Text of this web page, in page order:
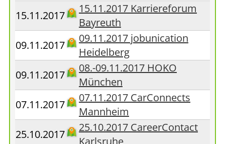
15.11.2017
15.11.2017 Karriereforum
Bayreuth
09.11.2017
09.11.2017 jobunication
Heidelberg
09.11.2017
08.-09.11.2017 HOKO
München
07.11.2017
07.11.2017 CarConnects
Mannheim
25.10.2017
25.10.2017 CareerContact
Karlsruhe